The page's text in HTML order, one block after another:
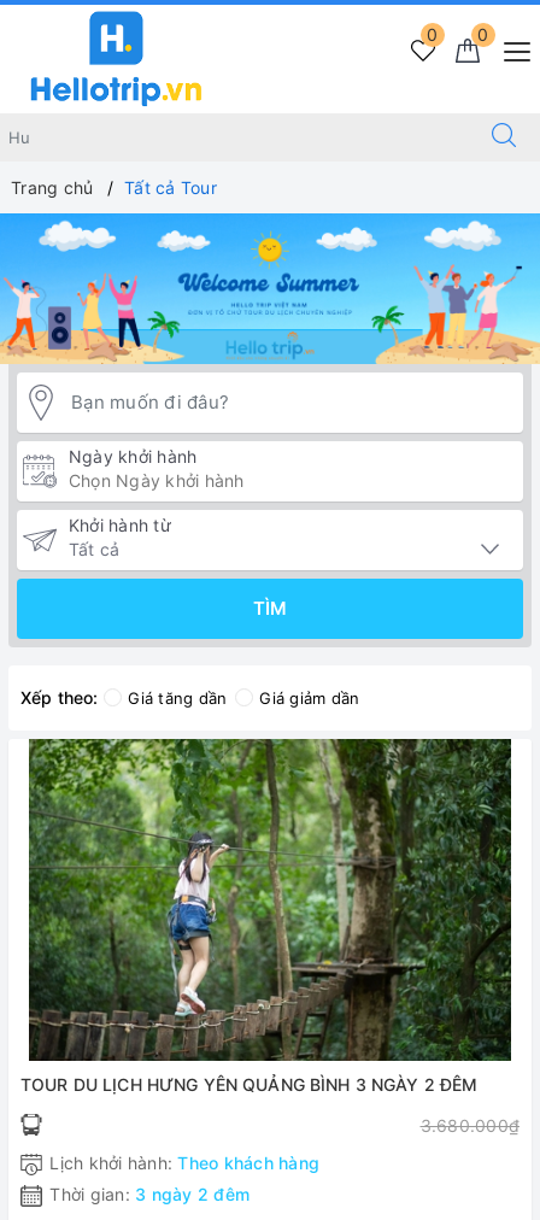
0
0
Trang chủ Tất cả Tour
Ngày khởi hành
Khởi hành từ
TÌM
Xếp theo: Giá tăng dần Giá giảm dần
TOUR DU LỊCH HƯNG YÊN QUẢNG BÌNH 3 NGÀY 2 ĐÊM
3.680.000₫
Lịch khởi hành:Theo khách hàng
Thời gian: 3 ngày 2 đêm